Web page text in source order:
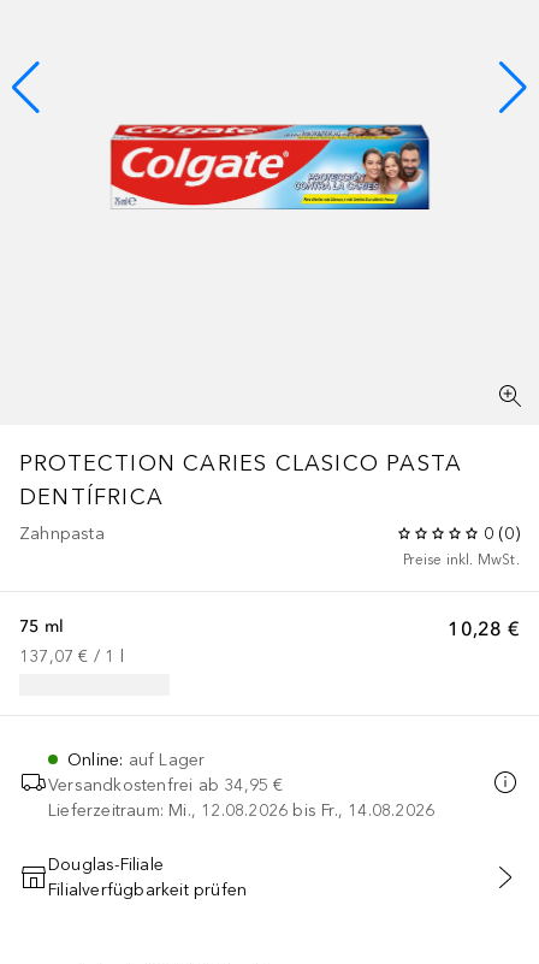
PROTECTION CARIES CLASICO PASTA
DENTÍFRICA
Zahnpasta 0 (0)
Preise inkl. MwSt.
10,28 €
75 ml
137,07 € / 1
Online: auf Lager
Versandkostenfrei ab 34,95 €
Lieferzeitraum: Mi., 12.08.2026 bis Fr., 14.08.2026
IN DEN WARENKORB
Douglas-Filiale
Filialverfügbarkeit prüfen